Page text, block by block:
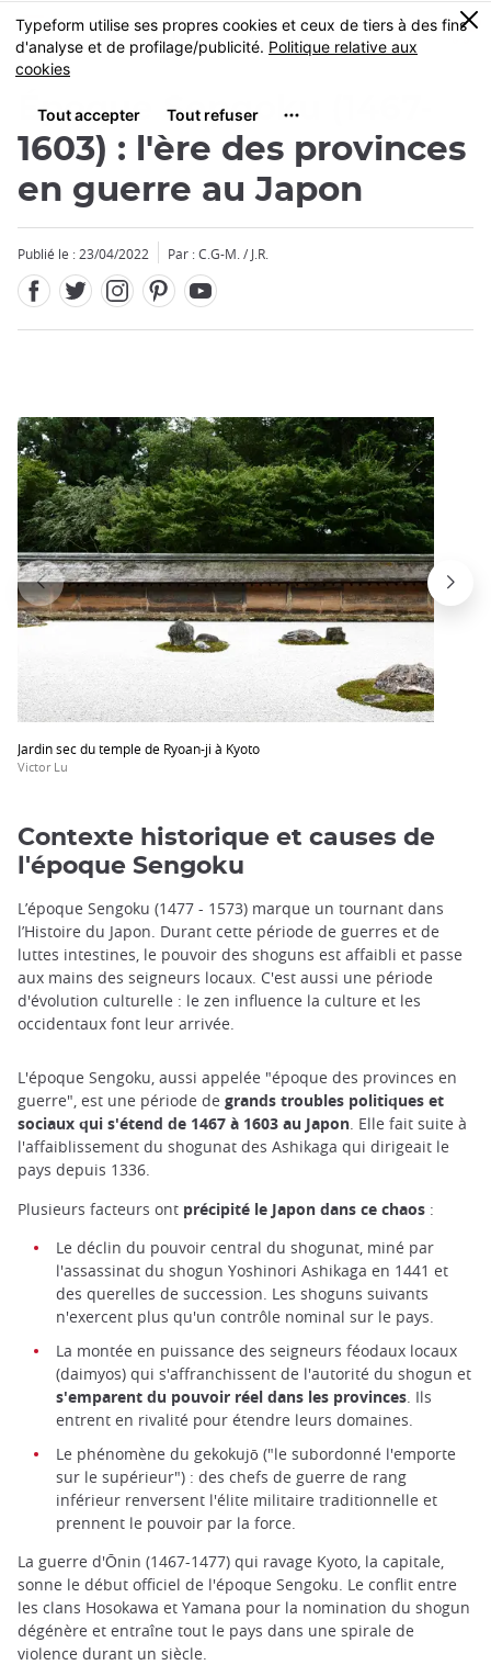
Skip
to
main
MENU
0
Époque Sengoku (1467-
1603) : l'ère des provinces
en guerre au Japon
Publié le : 23/04/2022 Par : C.G-M. / J.R.
Jardin sec du temple de Ryoan-ji à Kyoto
Victor Lu
Fermer
Contexte historique et causes de
l'époque Sengoku
L’époque Sengoku (1477 - 1573) marque un tournant dans
l’Histoire du Japon. Durant cette période de guerres et de
luttes intestines, le pouvoir des shoguns est affaibli et passe
aux mains des seigneurs locaux. C'est aussi une période
d'évolution culturelle : le zen influence la culture et les
occidentaux font leur arrivée.
L'époque Sengoku, aussi appelée "époque des provinces en
guerre", est une période de grands troubles politiques et
sociaux qui s'étend de 1467 à 1603 au Japon. Elle fait suite à
l'affaiblissement du shogunat des Ashikaga qui dirigeait le
pays depuis 1336.
Plusieurs facteurs ont précipité le Japon dans ce chaos :
Le déclin du pouvoir central du shogunat, miné par
l'assassinat du shogun Yoshinori Ashikaga en 1441 et
des querelles de succession. Les shoguns suivants
n'exercent plus qu'un contrôle nominal sur le pays.
La montée en puissance des seigneurs féodaux locaux
(daimyos) qui s'affranchissent de l'autorité du shogun et
s'emparent du pouvoir réel dans les provinces . Ils
entrent en rivalité pour étendre leurs domaines.
Le phénomène du gekokujō ("le subordonné l'emporte
sur le supérieur") : des chefs de guerre de rang
inférieur renversent l'élite militaire traditionnelle et
prennent le pouvoir par la force.
La guerre d'Ōnin (1467-1477) qui ravage Kyoto, la capitale,
sonne le début officiel de l'époque Sengoku. Le conflit entre
les clans Hosokawa et Yamana pour la nomination du shogun
dégénère et entraîne tout le pays dans une spirale de
violence durant un siècle.
Fermer